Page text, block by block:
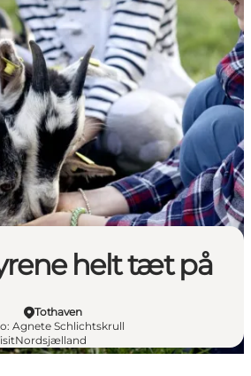
helt tæt på
Tothaven
: Agnete Schlichtskrull